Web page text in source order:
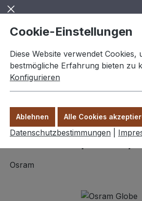
Zum Hauptinhalt springen
Leuchtmittel
Osram E27, Globe,
Osram
Bildergalerie überspringen
Cookie-Einstellungen
Diese Website verwendet Cookies,
bestmögliche Erfahrung bieten zu
Konfigurieren
Ablehnen Alle Cookies
Datenschutzbestimmungen